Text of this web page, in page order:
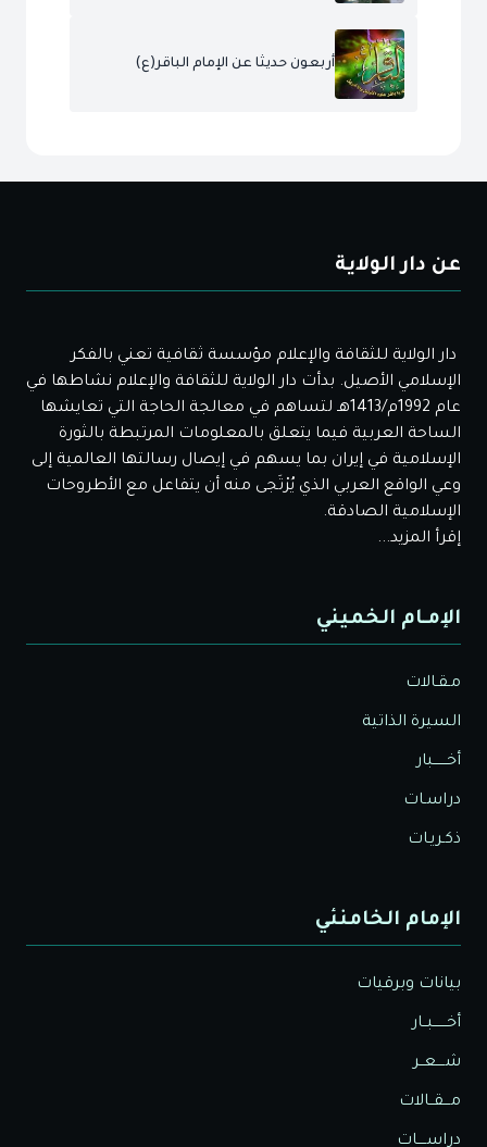
أربعون حديثا عن الإمام الباقر(ع)
عن دار الولاية
دار الولاية للثقافة والإعلام مؤسسة ثقافية تعني بالفكر
الإسلامي الأصيل. بدأت دار الولاية للثقافة والإعلام نشاطها في
عام 1992م/1413هـ لتساهم في معالجة الحاجة التي تعايشها
الساحة العربية فيما يتعلق بالمعلومات المرتبطة بالثورة
الإسلامية في إيران بما يسهم في إيصال رسالتها العالمية إلى
وعي الواقع العربي الذي يُرْتَجى منه أن يتفاعل مع الأطروحات
الإسلامية الصادقة.
إقرأ المزيد...
الإمـام الخميني
مـقـالات
السيرة الذاتية
أخــــــبار
دراسـات
ذكـريـات
الإمام الخامنئي
بيانات وبرقيات
أخــــــبــار
شــــعــر
مـــقــالات
دراســــات